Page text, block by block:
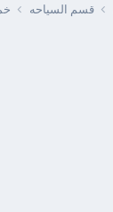
قسم السياحه